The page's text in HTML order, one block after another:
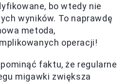
bo wtedy nie
wyników. To naprawdę
metoda,
operacji!
faktu, że regularne
migawki zwiększa